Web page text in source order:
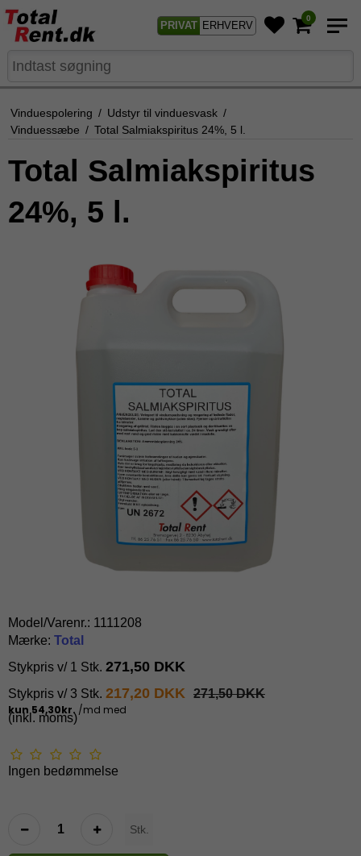
PRIVAT ERHVERV
0
Vinduespolering / Udstyr til vinduesvask /
Vinduessæbe / Total Salmiakspiritus 24%, 5 l.
Total Salmiakspiritus
24%, 5 l.
Model/Varenr.: 1111208
Mærke: Total
Stykpris v/ 1 Stk. 271,50 DKK
Stykpris v/ 3 Stk. 217,20 DKK 271,50 DKK
(inkl. moms)
Ingen bedømmelse
Stk.